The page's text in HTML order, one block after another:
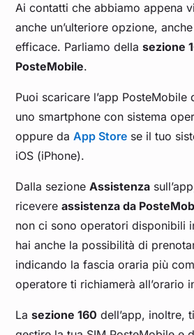
Ai contatti che abbiamo appena
anche un’ulteriore opzione,
efficace. Parliamo dellasezione
PosteMobile.
Puoi scaricare l’app PosteMobile
uno smartphone con sistema
oppure daApp Store se il tuo
iOS (iPhone).
Dalla sezioneAssistenza
ricevereassistenza da
non ci sono operatori disponibili
hai anche la possibilità di
indicando la fascia oraria più
operatore ti richiamerà all’orario
Lasezione 160 dell’app, inoltre,